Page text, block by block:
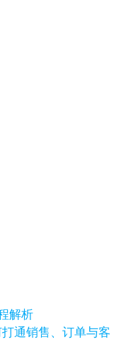
解析
通销售、订单与客